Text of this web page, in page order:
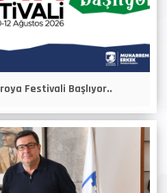
Festivali Başlıyor..